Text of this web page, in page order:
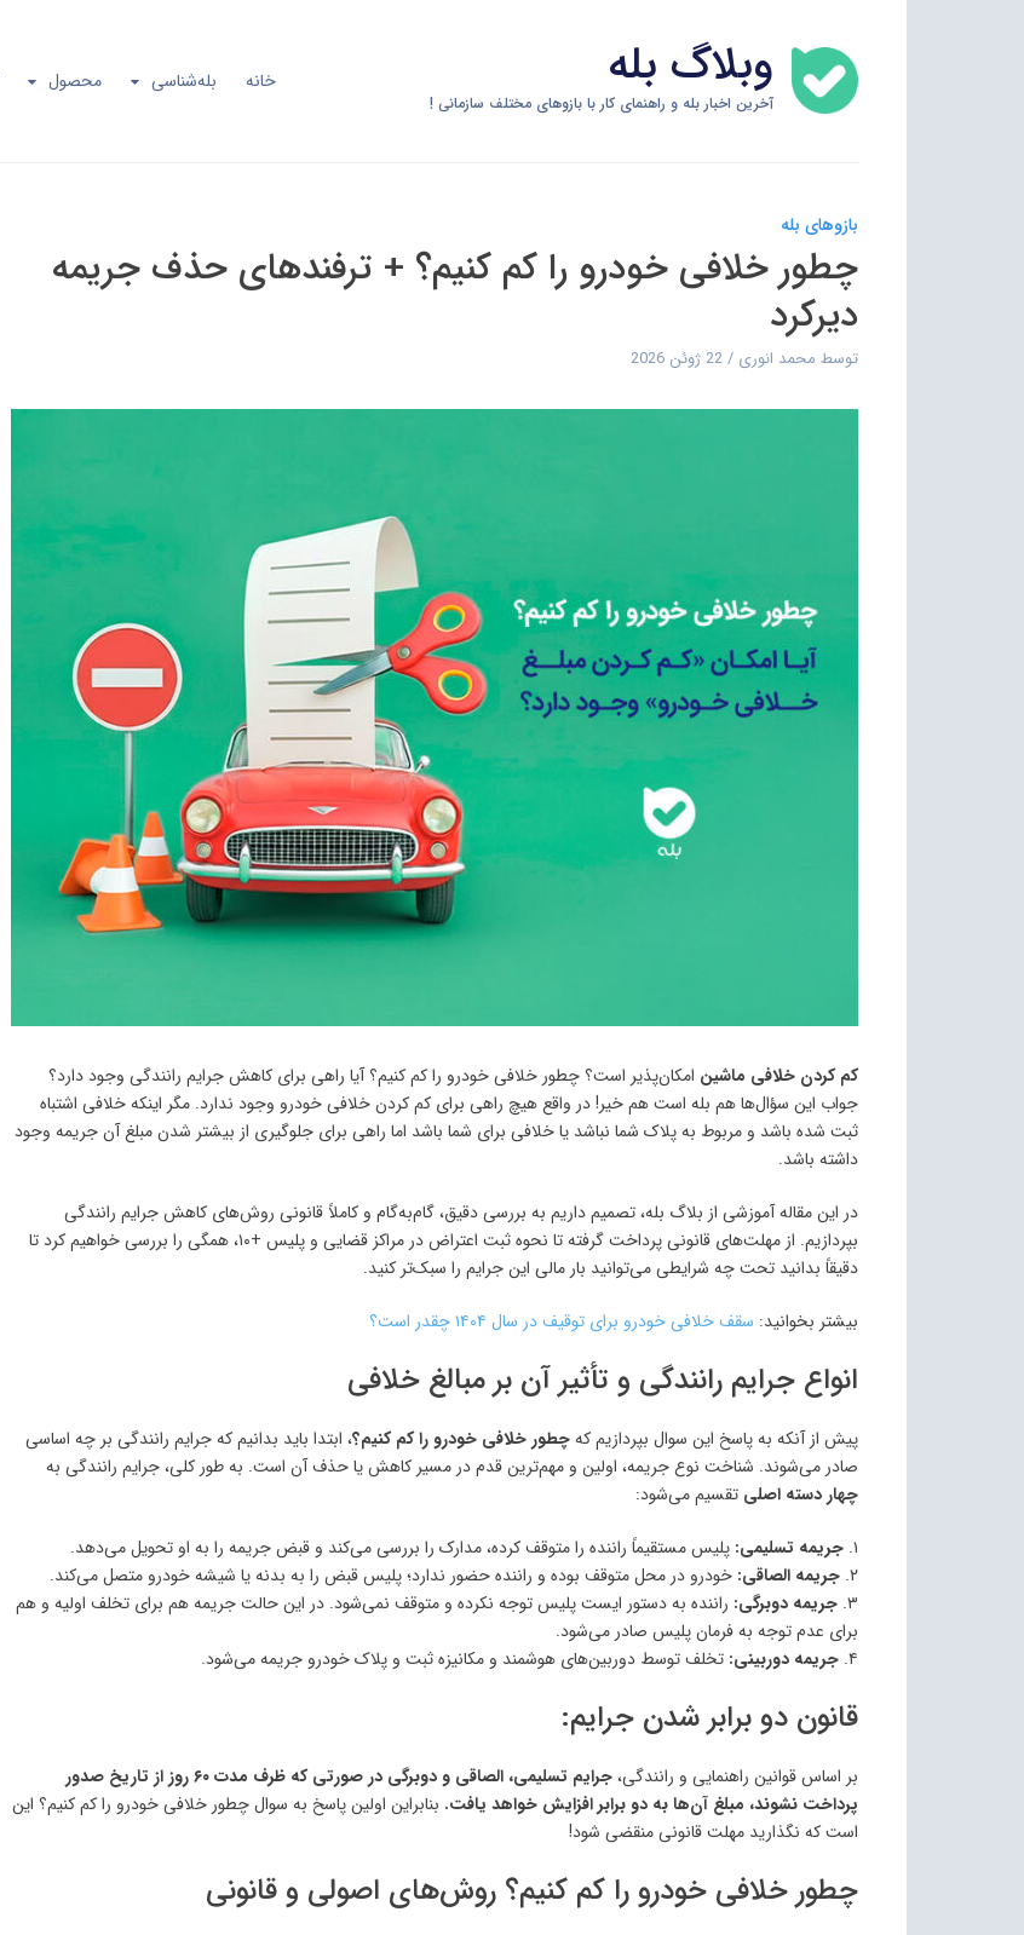
content
وبلاگ بله
آخرین اخبار بله و راهنمای کار با بازوهای مختلف سازمانی !
خانه بله‌شناسی محصول
بازوهای بله
چطور خلافی خودرو را کم کنیم؟ + ترفندهای حذف جریمه
دیرکرد
توسط محمد انوری 22 ژوئن 2026
کم کردن خلافی ماشین امکان‌پذیر است؟ چطور خلافی خودرو را کم کنیم؟ آیا راهی برای کاهش جرایم رانندگی وجود دارد؟
جواب این سؤال‌ها هم بله است هم خیر! در واقع هیچ راهی برای کم کردن خلافی خودرو وجود ندارد. مگر اینکه خلافی اشتباه
ثبت شده باشد و مربوط به پلاک شما نباشد یا خلافی برای شما باشد اما راهی برای جلوگیری از بیشتر شدن مبلغ آن جریمه وجود
داشته باشد.
در این مقاله آموزشی از بلاگ بله، تصمیم داریم به بررسی دقیق، گام‌به‌گام و کاملاً قانونی روش‌های کاهش جرایم رانندگی
بپردازیم. از مهلت‌های قانونی پرداخت گرفته تا نحوه ثبت اعتراض در مراکز قضایی و پلیس +۱۰، همگی را بررسی خواهیم کرد تا
دقیقاً بدانید تحت چه شرایطی می‌توانید بار مالی این جرایم را سبک‌تر کنید.
بیشتر بخوانید: سقف خلافی خودرو برای توقیف در سال ۱۴۰۴ چقدر است؟
انواع جرایم رانندگی و تأثیر آن بر مبالغ خلافی
پیش از آنکه به پاسخ این سوال بپردازیم کهچطور خلافی خودرو را کم کنیم؟، ابتدا باید بدانیم که جرایم رانندگی بر چه اساسی
صادر می‌شوند. شناخت نوع جریمه، اولین و مهم‌ترین قدم در مسیر کاهش یا حذف آن است. به طور کلی، جرایم رانندگی به
چهار دسته اصلی تقسیم می‌شود:
۱. جریمه تسلیمی: پلیس مستقیماً راننده را متوقف کرده، مدارک را بررسی می‌کند و قبض جریمه را به او تحویل می‌دهد.
۲. جریمه الصاقی: خودرو در محل متوقف بوده و راننده حضور ندارد؛ پلیس قبض را به بدنه یا شیشه خودرو متصل می‌کند.
۳. جریمه دوبرگی: راننده به دستور ایست پلیس توجه نکرده و متوقف نمی‌شود. در این حالت جریمه هم برای تخلف اولیه و هم
برای عدم توجه به فرمان پلیس صادر می‌شود.
۴. جریمه دوربینی: تخلف توسط دوربین‌های هوشمند و مکانیزه ثبت و پلاک خودرو جریمه می‌شود.
قانون دو برابر شدن جرایم:
بر اساس قوانین راهنمایی و رانندگی،
جرایم تسلیمی، الصاقی و دوبرگی در صورتی که ظرف مدت ۶۰ روز از تاریخ صدور
پرداخت نشوند، مبلغ آن‌ها به دو برابر افزایش خواهد یافت. بنابراین اولین پاسخ به سوال چطور خلافی خودرو را کم کنیم؟ این
است که نگذارید مهلت قانونی منقضی شود!
چطور خلافی خودرو را کم کنیم؟ روش‌های اصولی و قانونی